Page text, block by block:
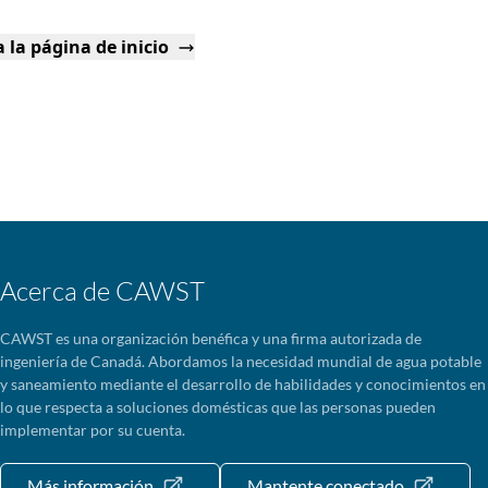
la página de inicio
Acerca de CAWST
CAWST es una organización benéfica y una firma autorizada de
ingeniería de Canadá. Abordamos la necesidad mundial de agua potable
y saneamiento mediante el desarrollo de habilidades y conocimientos en
lo que respecta a soluciones domésticas que las personas pueden
implementar por su cuenta.